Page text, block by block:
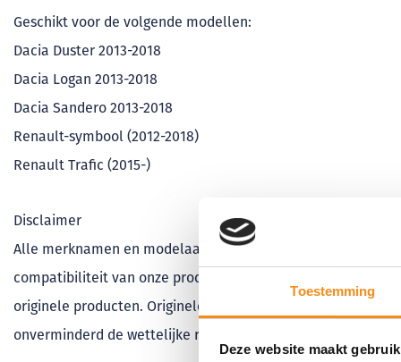
Toestemming
Deze website maakt
Geschikt voor de volgende modellen:
Dacia Duster 2013-2018
Dacia Logan 2013-2018
Dacia Sandero 2013-2018
Renault-symbool (2012-2018)
Renault Trafic (2015-)
Disclaimer
Alle merknamen en modelaanduidingen die in dit artikel
compatibiliteit van onze producten aan te geven.
originele producten. Originele producten kunnen
onverminderd de wettelijke rechten van de consument.